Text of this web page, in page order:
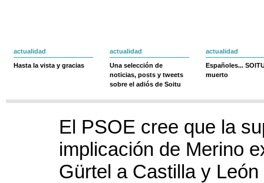
actualidad
Hasta la vista y gracias
actualidad
Una selección de
noticias, posts y tweets
sobre el adiós de Soitu
actualidad
Españoles...
muerto
El PSOE cree que la
implicación de Merino
Gürtel a Castilla y León